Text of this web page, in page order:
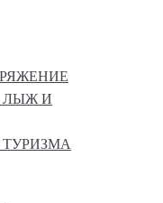
ЛЫЖ И